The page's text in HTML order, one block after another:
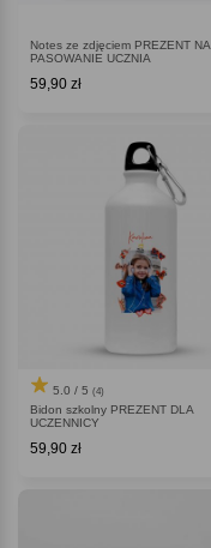
Notes ze zdjęciem PREZENT NA
PASOWANIE UCZNIA
59,90 zł
5.0 / 5 (4)
Bidon szkolny PREZENT DLA
UCZENNICY
59,90 zł